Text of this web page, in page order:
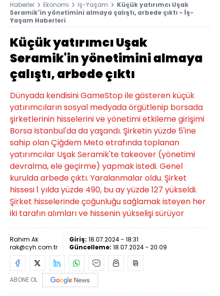
Haberler Ekonomi İş-Yaşam
Küçük yatırımcı Uşak
Seramik'in yönetimini almaya çalıştı, arbede çıktı - İş-
Yaşam Haberleri
Küçük yatırımcı Uşak
Seramik'in yönetimini almaya
çalıştı, arbede çıktı
Dünyada kendisini GameStop ile gösteren küçük
yatırımcıların sosyal medyada örgütlenip borsada
şirketlerinin hisselerini ve yönetimi etkileme girişimi
Borsa İstanbul'da da yaşandı. Şirketin yüzde 5'ine
sahip olan Çiğdem Meto etrafında toplanan
yatırımcılar Uşak Seramik'te takeover (yönetimi
devralma, ele geçirme) yapmak istedi. Genel
kurulda arbede çıktı. Yaralanmalar oldu. Şirket
hissesi 1 yılda yüzde 490, bu ay yüzde 127 yükseldi.
Şirket hisselerinde çoğunluğu sağlamak isteyen her
iki tarafın alımları ve hissenin yükselişi sürüyor
Rahim Ak
rak@cyh.com.tr
Giriş: 18.07.2024 - 18:31
Güncelleme: 18.07.2024 - 20:09
ABONE OL